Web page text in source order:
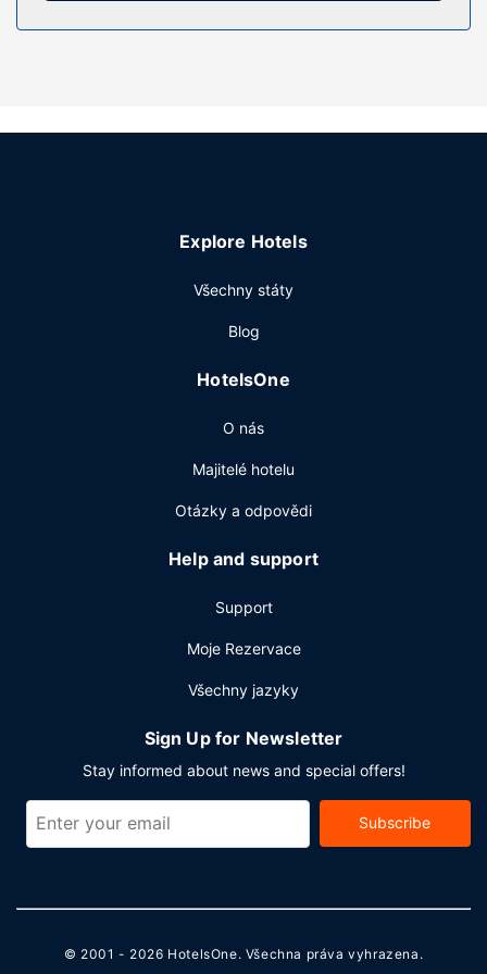
K nabídce hotelu patří bezdrátový internet zdarma a
prádelna a prodejní automat. Přímo v areálu je hostům k
Explore Hotels
Všechny státy
Blog
HotelsOne
O nás
Majitelé hotelu
Otázky a odpovědi
Help and support
Support
Moje Rezervace
Všechny jazyky
Sign Up for Newsletter
Stay informed about news and special offers!
Subscribe
© 2001 - 2026 HotelsOne. Všechna práva vyhrazena.